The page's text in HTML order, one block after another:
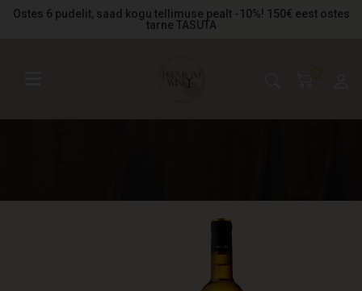
Ostes 6 pudelit, saad kogu tellimuse pealt -10%! 150€ eest ostes
tarne TASUTA